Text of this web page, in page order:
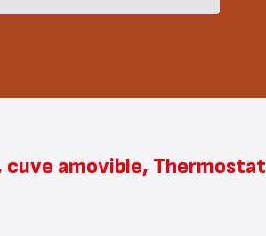
cuve amovible, Thermostat